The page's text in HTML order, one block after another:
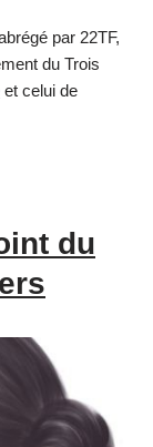
par 22TF,
du Trois
et celui de
du